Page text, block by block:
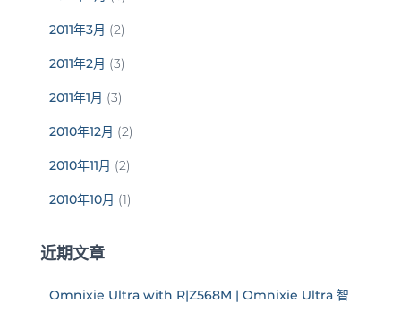
2011年3月 (2)
2011年2月 (3)
2011年1月 (3)
2010年12月 (2)
2010年11月 (2)
2010年10月 (1)
近期文章
Omnixie Ultra with R|Z568M | Omnixie Ultra 智